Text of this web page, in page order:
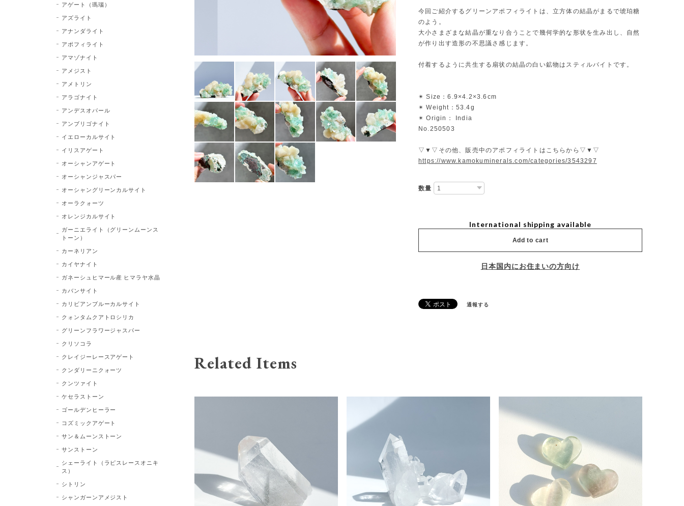
今回ご紹介するグリーンアポフィライトは、立方体の結晶がまるで琥珀糖
のよう。
大小さまざまな結晶が重なり合うことで幾何学的な形状を生み出し、自然
が作り出す造形の不思議さ感じます。
付着するように共生する扇状の結晶の白い鉱物はスティルバイトです。
✴︎ Size：6.9×4.2×3.6cm
✴︎ Weight：53.4g
✴︎ Origin： India
No.250503
▽▼▽その他、販売中のアポフィライトはこちらから▽▼▽
https://www.kamokuminerals.com/categories/3543297
数量
International shipping available
Add to cart
日本国内にお住まいの方向け
通報する
Related Items
アゲート（瑪瑙）
アズライト
アナンダライト
アポフィライト
アマゾナイト
アメジスト
アメトリン
アラゴナイト
アンデスオパール
アンブリゴナイト
イエローカルサイト
イリスアゲート
オーシャンアゲート
オーシャンジャスパー
オーシャングリーンカルサイト
オーラクォーツ
オレンジカルサイト
ガーニエライト（グリーンムーンス
トーン）
カーネリアン
カイヤナイト
ガネーシュヒマール産 ヒマラヤ水晶
カバンサイト
カリビアンブルーカルサイト
クォンタムクアトロシリカ
グリーンフラワージャスパー
クリソコラ
クレイジーレースアゲート
クンダリーニクォーツ
クンツァイト
ケセラストーン
ゴールデンヒーラー
コズミックアゲート
サン＆ムーンストーン
サンストーン
シェーライト（ラピスレースオニキ
ス）
シトリン
シャンガーンアメジスト